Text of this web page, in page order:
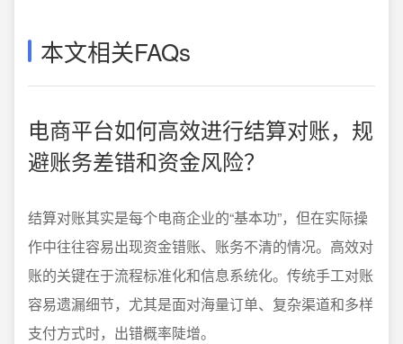
本文相关FAQs
电商平台如何高效进行结算对账，规
避账务差错和资金风险？
结算对账其实是每个电商企业的“基本功”，但在实际操
作中往往容易出现资金错账、账务不清的情况。高效对
账的关键在于流程标准化和信息系统化。传统手工对账
容易遗漏细节，尤其是面对海量订单、复杂渠道和多样
支付方式时，出错概率陡增。